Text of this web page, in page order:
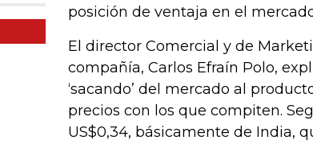
posición de ventaja en el
El director Comercial y de
compañía, Carlos Efraín Polo,
‘sacando’ del mercado al
precios con los que compiten.
US$0,34, básicamente de India,